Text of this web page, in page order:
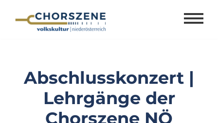
Abschlusskonzert |
Lehrgänge der
Chorszene NÖ